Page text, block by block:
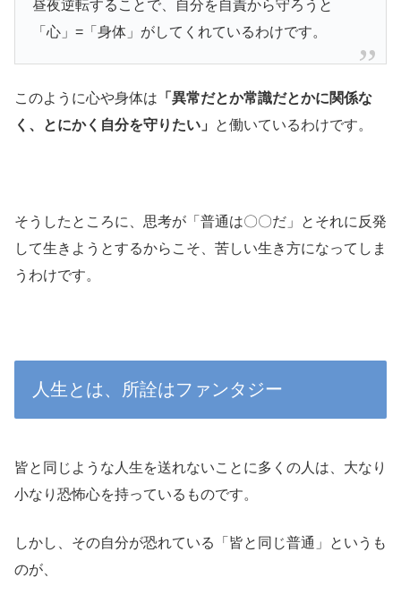
昼夜逆転することで、自分を自責から守ろうと
「心」=「身体」がしてくれているわけです。
このように心や身体は 「異常だとか常識だとかに関係な
く、とにかく自分を守りたい」
と働いているわけです。
そうしたところに、思考が「普通は〇〇だ」とそれに反発
して生きようとするからこそ、苦しい生き方になってしま
うわけです。
人生とは、所詮はファンタジー
皆と同じような人生を送れないことに多くの人は、大なり
小なり恐怖心を持っているものです。
しかし、その自分が恐れている「皆と同じ普通」というも
のが、